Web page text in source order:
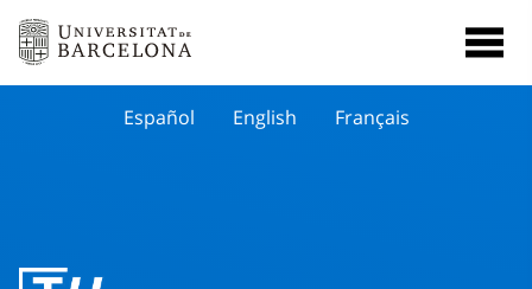
Español English Français